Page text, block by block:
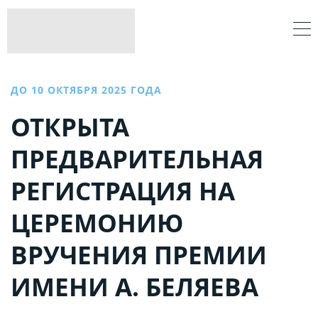
ДО 10 ОКТЯБРЯ 2025 ГОДА
ОТКРЫТА
ПРЕДВАРИТЕЛЬНАЯ
РЕГИСТРАЦИЯ НА
ЦЕРЕМОНИЮ
ВРУЧЕНИЯ ПРЕМИИ
ИМЕНИ А. БЕЛЯЕВА